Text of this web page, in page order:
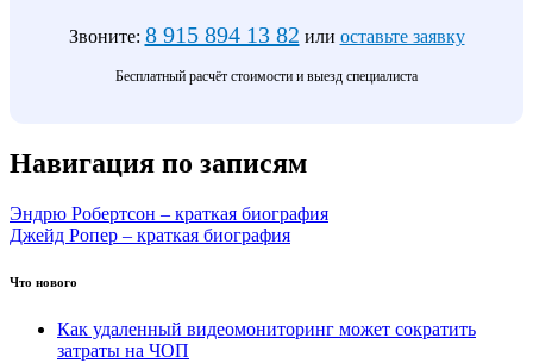
Звоните: 8 915 894 13 82 или оставьте заявку
Бесплатный расчёт стоимости и выезд специалиста
Навигация по записям
Эндрю Робертсон – краткая биография
Джейд Ропер – краткая биография
Что нового
Как удаленный видеомониторинг может сократить
затраты на ЧОП